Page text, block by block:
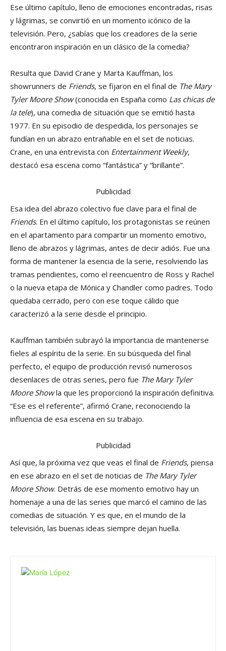
Ese último capítulo, lleno de emociones encontradas, risas
y lágrimas, se convirtió en un momento icónico de la
televisión. Pero, ¿sabías que los creadores de la serie
encontraron inspiración en un clásico de la comedia?
Resulta que David Crane y Marta Kauffman, los
showrunners de Friends, se fijaron en el final de The Mary
Tyler Moore Show(conocida en España como Las chicas de
la tele), una comedia de situación que se emitió hasta
1977. En su episodio de despedida, los personajes se
fundían en un abrazo entrañable en el set de noticias.
Crane, en una entrevista con Entertainment Weekly,
destacó esa escena como “fantástica” y “brillante”.
Publicidad
Esa idea del abrazo colectivo fue clave para el final de
Friends. En el último capítulo, los protagonistas se reúnen
en el apartamento para compartir un momento emotivo,
lleno de abrazos y lágrimas, antes de decir adiós. Fue una
forma de mantener la esencia de la serie, resolviendo las
tramas pendientes, como el reencuentro de Ross y Rachel
o la nueva etapa de Mónica y Chandler como padres. Todo
quedaba cerrado, pero con ese toque cálido que
caracterizó a la serie desde el principio.
Kauffman también subrayó la importancia de mantenerse
fieles al espíritu de la serie. En su búsqueda del final
perfecto, el equipo de producción revisó numerosos
desenlaces de otras series, pero fue The Mary Tyler
Moore Showla que les proporcionó la inspiración definitiva.
“Ese es el referente”, afirmó Crane, reconociendo la
influencia de esa escena en su trabajo.
Publicidad
Así que, la próxima vez que veas el final de Friends, piensa
en ese abrazo en el set de noticias de The Mary Tyler
Moore Show. Detrás de ese momento emotivo hay un
homenaje a una de las series que marcó el camino de las
comedias de situación. Y es que, en el mundo de la
televisión, las buenas ideas siempre dejan huella.